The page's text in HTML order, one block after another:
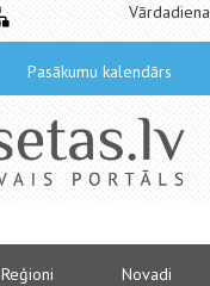
Pasākumu kalendārs
Reģioni Novadi